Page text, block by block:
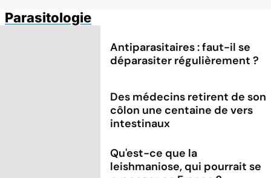
Parasitologie
Antiparasitaires : faut-il se
déparasiter régulièrement ?
Des médecins retirent de son
côlon une centaine de vers
intestinaux
Qu'est-ce que la
leishmaniose, qui pourrait se